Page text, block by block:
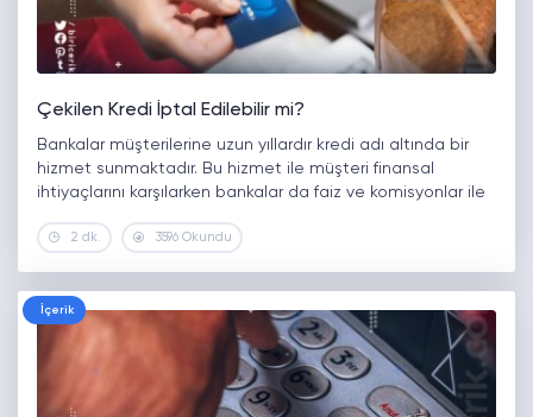
Çekilen Kredi İptal Edilebilir mi?
Bankalar müşterilerine uzun yıllardır kredi adı altında bir
hizmet sunmaktadır. Bu hizmet ile müşteri finansal
ihtiyaçlarını karşılarken bankalar da faiz ve komisyonlar ile
birisi de kredinin…
2 dk. 3596 Okundu
İçerik